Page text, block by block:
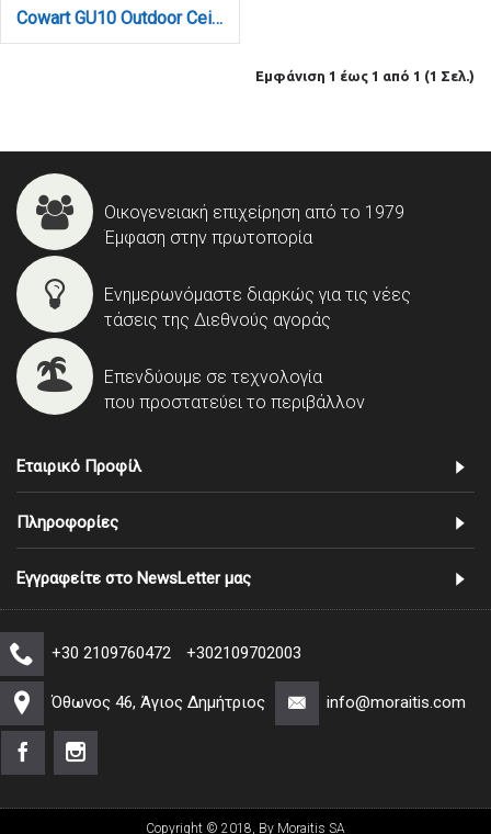
Cowart GU10 Outdoor Ceiling Down Light White (80300624)
Εμφάνιση 1 έως 1 από 1 (1 Σελ.)
Οικογενειακή επιχείρηση από το 1979
Έμφαση στην πρωτοπορία
Ενημερωνόμαστε διαρκώς για τις νέες
τάσεις της Διεθνούς αγοράς
Επενδύουμε σε τεχνολογία
που προστατεύει το περιβάλλον
Εταιρικό Προφίλ
Πληροφορίες
Εγγραφείτε στο NewsLetter μας
+30 2109760472 +302109702003
Όθωνος 46, Άγιος Δημήτριος info@moraitis.com
Copyright © 2018, By Moraitis SA